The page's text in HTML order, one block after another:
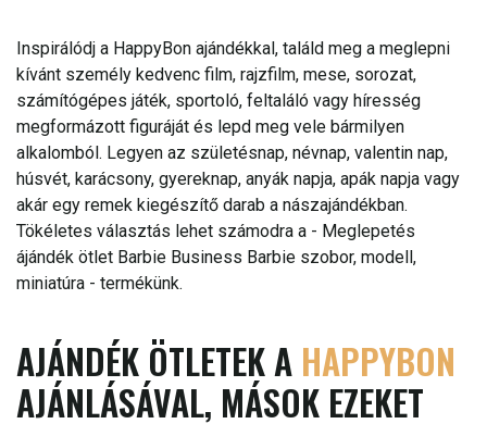
Inspirálódj a HappyBon ajándékkal, találd meg a meglepni
kívánt személy kedvenc film, rajzfilm, mese, sorozat,
számítógépes játék, sportoló, feltaláló vagy híresség
megformázott figuráját és lepd meg vele bármilyen
alkalomból. Legyen az születésnap, névnap, valentin nap,
húsvét, karácsony, gyereknap, anyák napja, apák napja vagy
akár egy remek kiegészítő darab a nászajándékban.
Tökéletes választás lehet számodra a - Meglepetés
ájándék ötlet Barbie Business Barbie szobor, modell,
miniatúra - termékünk.
AJÁNDÉK ÖTLETEK A HAPPYBON
AJÁNLÁSÁVAL, MÁSOK EZEKET